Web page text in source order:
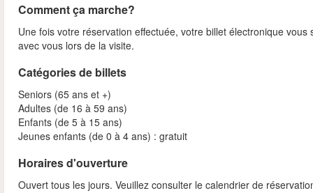
Comment ça marche?
Une fois votre réservation effectuée, votre billet électronique
avec vous lors de la visite.
Catégories de billets
Seniors (65 ans et +)
Adultes (de 16 à 59 ans)
Enfants (de 5 à 15 ans)
Jeunes enfants (de 0 à 4 ans) : gratuit
Horaires d'ouverture
Ouvert tous les jours. Veuillez consulter le calendrier de